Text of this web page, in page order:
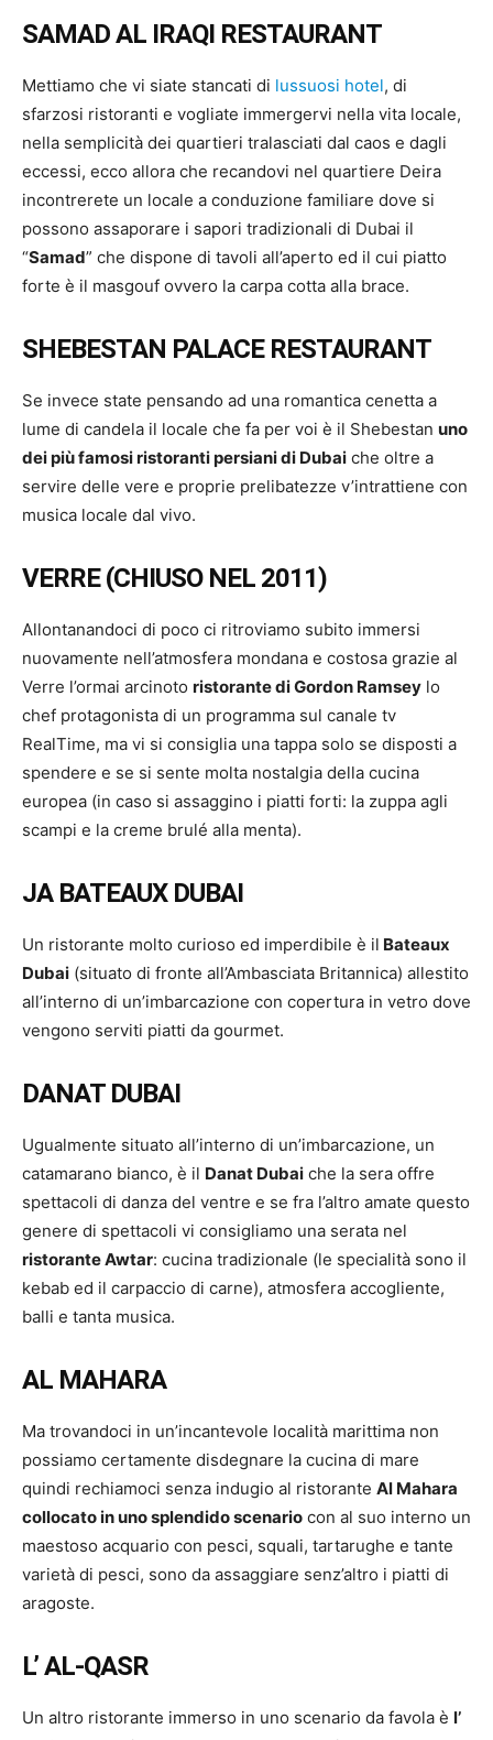
SAMAD AL IRAQI RESTAURANT
Mettiamo che vi siate stancati di lussuosi hotel, di
sfarzosi ristoranti e vogliate immergervi nella vita locale,
nella semplicità dei quartieri tralasciati dal caos e dagli
eccessi, ecco allora che recandovi nel quartiere Deira
incontrerete un locale a conduzione familiare dove si
possono assaporare i sapori tradizionali di Dubai il
“Samad” che dispone di tavoli all’aperto ed il cui piatto
forte è il masgouf ovvero la carpa cotta alla brace.
SHEBESTAN PALACE RESTAURANT
Se invece state pensando ad una romantica cenetta a
lume di candela il locale che fa per voi è il Shebestan uno
dei più famosi ristoranti persiani di Dubai che oltre a
servire delle vere e proprie prelibatezze v’intrattiene con
musica locale dal vivo.
VERRE (CHIUSO NEL 2011)
Allontanandoci di poco ci ritroviamo subito immersi
nuovamente nell’atmosfera mondana e costosa grazie al
Verre l’ormai arcinoto ristorante di Gordon Ramsey lo
chef protagonista di un programma sul canale tv
RealTime, ma vi si consiglia una tappa solo se disposti a
spendere e se si sente molta nostalgia della cucina
europea (in caso si assaggino i piatti forti: la zuppa agli
scampi e la creme brulé alla menta).
JA BATEAUX DUBAI
Un ristorante molto curioso ed imperdibile è il Bateaux
Dubai (situato di fronte all’Ambasciata Britannica) allestito
all’interno di un’imbarcazione con copertura in vetro dove
vengono serviti piatti da gourmet.
DANAT DUBAI
Ugualmente situato all’interno di un’imbarcazione, un
catamarano bianco, è il Danat Dubai che la sera offre
spettacoli di danza del ventre e se fra l’altro amate questo
genere di spettacoli vi consigliamo una serata nel
ristorante Awtar: cucina tradizionale (le specialità sono il
kebab ed il carpaccio di carne), atmosfera accogliente,
balli e tanta musica.
AL MAHARA
Ma trovandoci in un’incantevole località marittima non
possiamo certamente disdegnare la cucina di mare
quindi rechiamoci senza indugio al ristorante Al Mahara
collocato in uno splendido scenario con al suo interno un
maestoso acquario con pesci, squali, tartarughe e tante
varietà di pesci, sono da assaggiare senz’altro i piatti di
aragoste.
L’ AL-QASR
Un altro ristorante immerso in uno scenario da favola è l’